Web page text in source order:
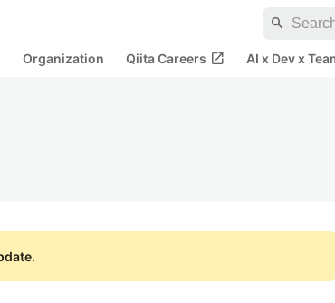
search
Organization Qiita Careers open_in_new AI x Dev x